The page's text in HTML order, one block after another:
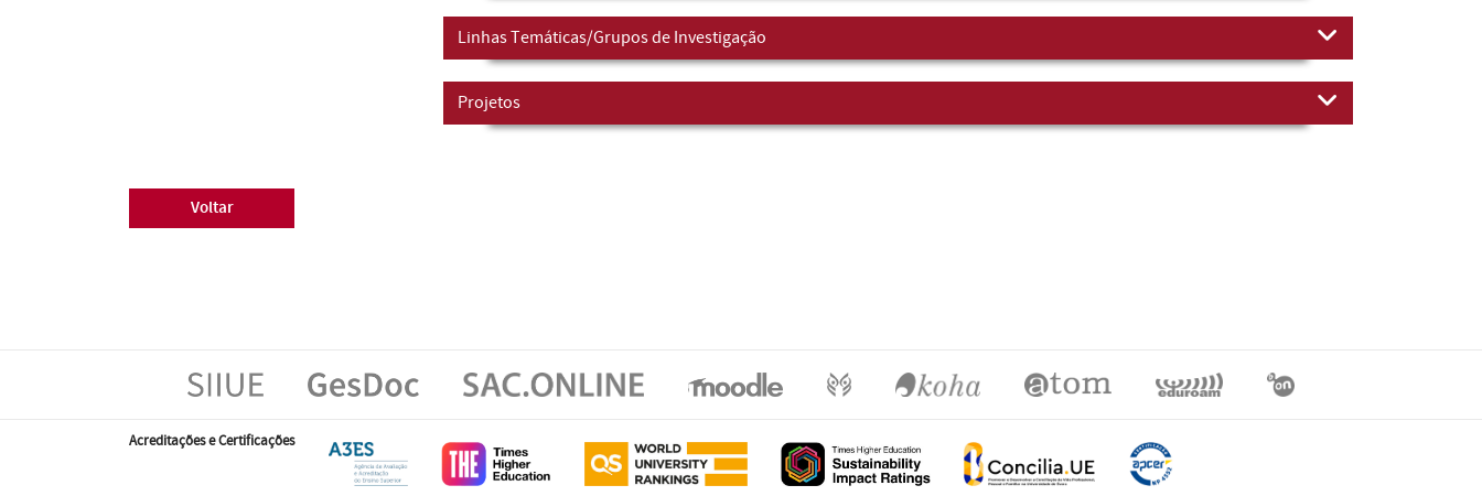
Linhas Temáticas/Grupos de Investigação
Projetos
Voltar
Acreditações e Certificações